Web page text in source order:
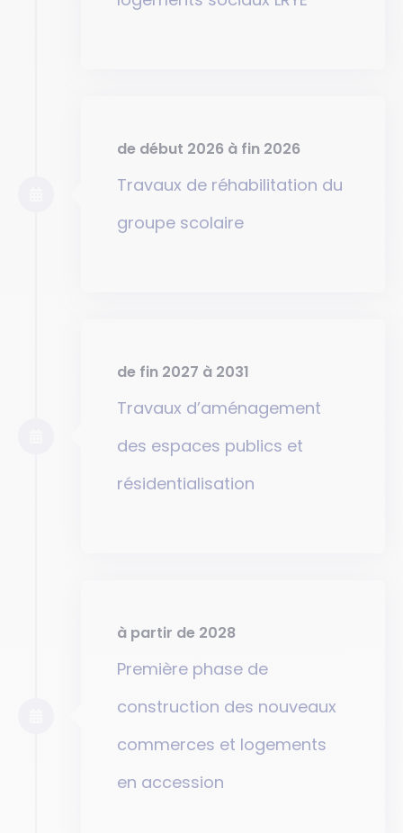
de début 2026 à fin 2026
Travaux de réhabilitation du
groupe scolaire
de fin 2027 à 2031
Travaux d’aménagement
des espaces publics et
résidentialisation
à partir de 2028
Première phase de
construction des nouveaux
commerces et logements
en accession